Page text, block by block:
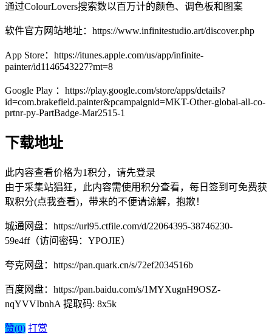
通过ColourLovers搜索数以百万计的颜色、调色板和图案
软件官方网站地址：https://www.infinitestudio.art/discover.php
App Store：https://itunes.apple.com/us/app/infinite-
painter/id1146543227?mt=8
Google Play ：https://play.google.com/store/apps/details?
id=com.brakefield.painter&pcampaignid=MKT-Other-global-all-co-
prtnr-py-PartBadge-Mar2515-1
下载地址
此内容查看价格为1积分，请先登录
由于采集站猖狂，此内容需使用积分查看，每日签到可免费获
取积分(点我查看)，带来的不便请谅解，抱歉！
城通网盘：https://url95.ctfile.com/d/22064395-38746230-
59e4ff（访问密码：YPOJIE）
夸克网盘：https://pan.quark.cn/s/72ef2034516b
百度网盘：https://pan.baidu.com/s/1MYXugnH9OSZ-
nqYVVIbnhA 提取码: 8x5k
赞(0) 打赏